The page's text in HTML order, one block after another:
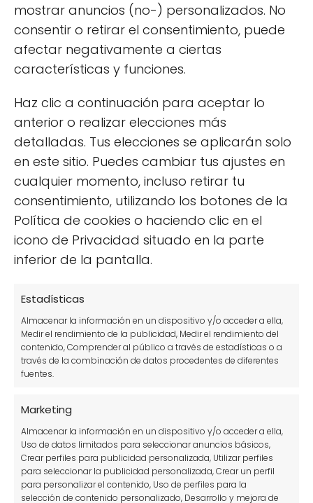
mostrar anuncios (no-) personalizados. No
consentir o retirar el consentimiento, puede
afectar negativamente a ciertas
características y funciones.
Haz clic a continuación para aceptar lo
anterior o realizar elecciones más
detalladas. Tus elecciones se aplicarán solo
en este sitio. Puedes cambiar tus ajustes en
cualquier momento, incluso retirar tu
consentimiento, utilizando los botones de la
Política de cookies o haciendo clic en el
icono de Privacidad situado en la parte
inferior de la pantalla.
Estadísticas
Almacenar la información en un dispositivo y/o acceder a ella,
Medir el rendimiento de la publicidad, Medir el rendimiento del
contenido, Comprender al público a través de estadísticas o a
través de la combinación de datos procedentes de diferentes
fuentes.
Marketing
Almacenar la información en un dispositivo y/o acceder a ella,
Uso de datos limitados para seleccionar anuncios básicos,
Crear perfiles para publicidad personalizada, Utilizar perfiles
para seleccionar la publicidad personalizada, Crear un perfil
para personalizar el contenido, Uso de perfiles para la
selección de contenido personalizado, Desarrollo y mejora de
¿Por qué salen hongos en las plantas? Síntomas,
prevención y tratamientos
Cómo cultivar un olivo en maceta y no morir en el
intento
Cómo Plantar Pepinos en Vertical: Guía para
Tomate azul o tomate morado: características y
usos
Herbicida casero, natural y ecológico para acabar
con las malas hierbas
Categorías
Accesorios para jardín
Árboles y arbustos
Consejos de jardinería.
Construcción de estructuras
Cuidado de plantas
Cultivos en vertical
Decoración de jardines
Flores